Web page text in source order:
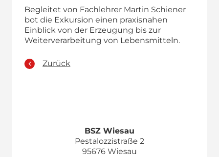
Begleitet von Fachlehrer Martin Schiener
bot die Exkursion einen praxisnahen
Einblick von der Erzeugung bis zur
Weiterverarbeitung von Lebensmitteln.
Zurück
BSZ Wiesau
Pestalozzistraße 2
95676 Wiesau